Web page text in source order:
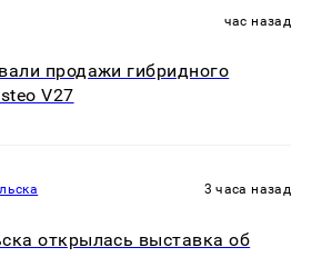
час назад
продажи гибридного
V27
3 часа назад
открылась выставка об